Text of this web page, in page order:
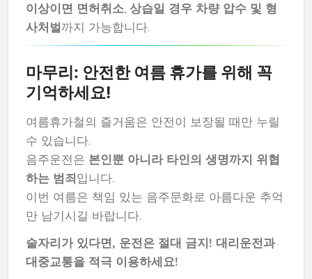
이상이면 면허취소, 상습일 경우 차량 압수 및 형
사처벌까지 가능합니다.
마무리: 안전한 여름 휴가를 위해 꼭
기억하세요!
여름휴가철의 즐거움은 안전이 보장될 때만 누릴
수 있습니다.
음주운전은 본인뿐 아니라 타인의 생명까지 위협
하는 범죄입니다.
이번 여름은 책임 있는 음주문화로 아름다운 추억
만 남기시길 바랍니다.
술자리가 있다면, 운전은 절대 금지! 대리운전과
대중교통을 적극 이용하세요!